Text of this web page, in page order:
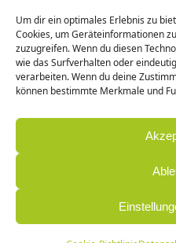
Um dir ein optimales Erlebnis zu
Cookies, um Geräteinformationen
zuzugreifen. Wenn du diesen
wie das Surfverhalten oder
verarbeiten. Wenn du deine
können bestimmte Merkmale und
Bei Interesse an den
Newsletteranmelden!
Design / Programmierung:
© Zentrum